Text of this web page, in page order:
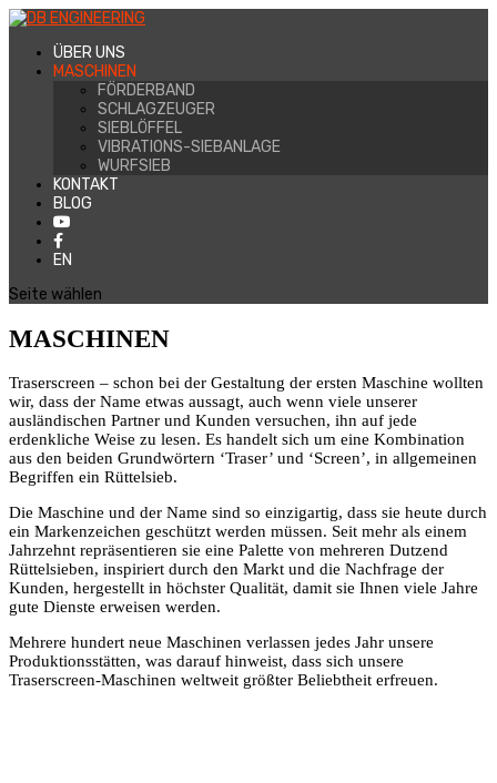
ÜBER UNS
MASCHINEN
FÖRDERBAND
SCHLAGZEUGER
SIEBLÖFFEL
VIBRATIONS-SIEBANLAGE
WURFSIEB
KONTAKT
BLOG
EN
Seite wählen
MASCHINEN
Traserscreen – schon bei der Gestaltung der ersten Maschine wollten
wir, dass der Name etwas aussagt, auch wenn viele unserer
ausländischen Partner und Kunden versuchen, ihn auf jede
erdenkliche Weise zu lesen. Es handelt sich um eine Kombination
aus den beiden Grundwörtern ‘Traser’ und ‘Screen’, in allgemeinen
Begriffen ein Rüttelsieb.
Die Maschine und der Name sind so einzigartig, dass sie heute durch
ein Markenzeichen geschützt werden müssen. Seit mehr als einem
Jahrzehnt repräsentieren sie eine Palette von mehreren Dutzend
Rüttelsieben, inspiriert durch den Markt und die Nachfrage der
Kunden, hergestellt in höchster Qualität, damit sie Ihnen viele Jahre
gute Dienste erweisen werden.
Mehrere hundert neue Maschinen verlassen jedes Jahr unsere
Produktionsstätten, was darauf hinweist, dass sich unsere
Traserscreen-Maschinen weltweit größter Beliebtheit erfreuen.